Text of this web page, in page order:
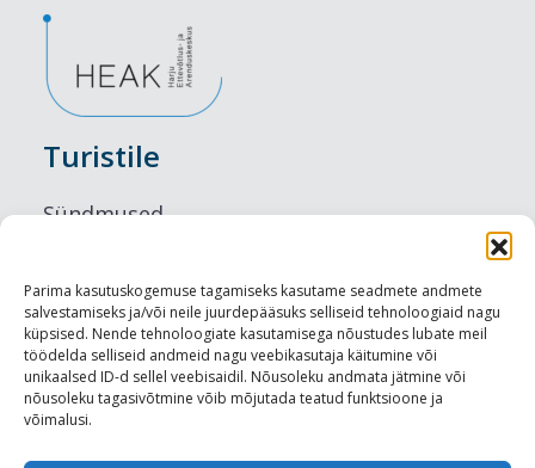
Parima kasutuskogemuse tagamiseks kasutame seadmete andmete
salvestamiseks ja/või neile juurdepääsuks selliseid tehnoloogiaid nagu
küpsised. Nende tehnoloogiate kasutamisega nõustudes lubate meil
töödelda selliseid andmeid nagu veebikasutaja käitumine või
unikaalsed ID-d sellel veebisaidil. Nõusoleku andmata jätmine või
nõusoleku tagasivõtmine võib mõjutada teatud funktsioone ja
võimalusi.
Turistile
Sündmused
Maitseelamused
Vaatamisväärsused
Visit Tallinn